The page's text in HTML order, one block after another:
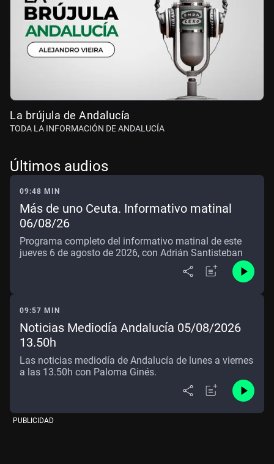
La brújula de Andalucía
TODA LA INFORMACIÓN DE ANDALUCÍA
Últimos audios
09:48 MIN
Más de uno Ceuta. Informativo matinal
06/08/26
Programa completo del informativo matinal de este
jueves 6 de agosto de 2026, con Adrián Santisteban
09:57 MIN
Noticias Mediodía Andalucía 05/08/2026
13.50h
Las noticias mediodía de Andalucía de lunes a viernes
a las 13.50h con Paloma Ginés.
PUBLICIDAD